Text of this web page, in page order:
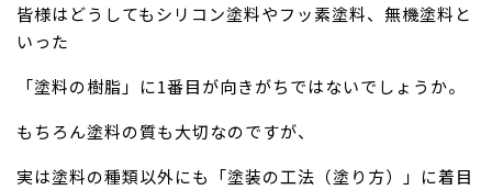
皆様はどうしてもシリコン塗料やフッ素塗料、無機塗料と
いった
「塗料の樹脂」に1番目が向きがちではないでしょうか。
もちろん塗料の質も大切なのですが、
実は塗料の種類以外にも「塗装の工法（塗り方）」に着目